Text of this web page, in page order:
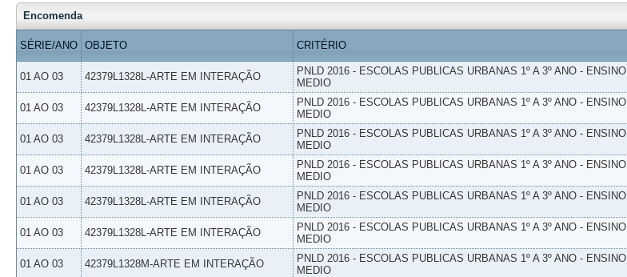
Encomenda
SÉRIE/ANO OBJETO CRITÉRIO
01 AO 03 42379L1328L-ARTE EM INTERAÇÃO
PNLD 2016 - ESCOLAS PUBLICAS URBANAS 1º A 3º ANO - ENSINO
MEDIO
01 AO 03 42379L1328L-ARTE EM INTERAÇÃO
PNLD 2016 - ESCOLAS PUBLICAS URBANAS 1º A 3º ANO - ENSINO
MEDIO
01 AO 03 42379L1328L-ARTE EM INTERAÇÃO
PNLD 2016 - ESCOLAS PUBLICAS URBANAS 1º A 3º ANO - ENSINO
MEDIO
01 AO 03 42379L1328L-ARTE EM INTERAÇÃO
PNLD 2016 - ESCOLAS PUBLICAS URBANAS 1º A 3º ANO - ENSINO
MEDIO
01 AO 03 42379L1328L-ARTE EM INTERAÇÃO
PNLD 2016 - ESCOLAS PUBLICAS URBANAS 1º A 3º ANO - ENSINO
MEDIO
01 AO 03 42379L1328L-ARTE EM INTERAÇÃO
PNLD 2016 - ESCOLAS PUBLICAS URBANAS 1º A 3º ANO - ENSINO
MEDIO
01 AO 03 42379L1328M-ARTE EM INTERAÇÃO
PNLD 2016 - ESCOLAS PUBLICAS URBANAS 1º A 3º ANO - ENSINO
MEDIO